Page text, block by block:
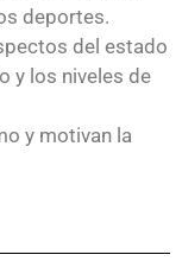
deportes.
del estado
y los niveles de
y motivan la